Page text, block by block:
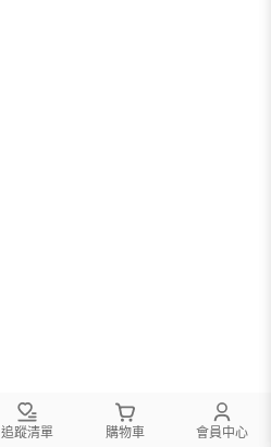
追蹤清單 購物車 會員中心